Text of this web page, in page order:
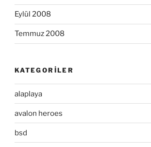
Eylül 2008
Temmuz 2008
KATEGORILER
alaplaya
avalon heroes
bsd